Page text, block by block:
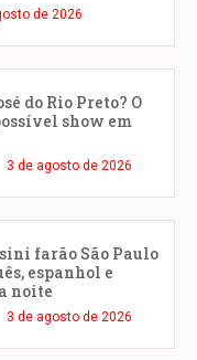
de 2026
do Rio Preto? O
show em
3 de agosto de 2026
farão São Paulo
espanhol e
noite
3 de agosto de 2026